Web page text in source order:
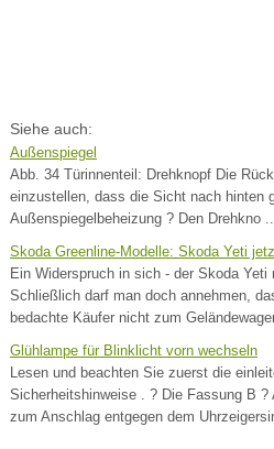
Siehe auch:
Außenspiegel
Abb. 34 Türinnenteil: Drehknopf Die
einzustellen, dass die Sicht nach hinten
Außenspiegelbeheizung ? Den Drehkno
Skoda Greenline-Modelle: Skoda Yeti
Ein Widerspruch in sich - der Skoda Yeti
Schließlich darf man doch annehmen,
bedachte Käufer nicht zum
Glühlampe für Blinklicht vorn wechseln
Lesen und beachten Sie zuerst die
Sicherheitshinweise . ? Die Fassung B
zum Anschlag entgegen dem